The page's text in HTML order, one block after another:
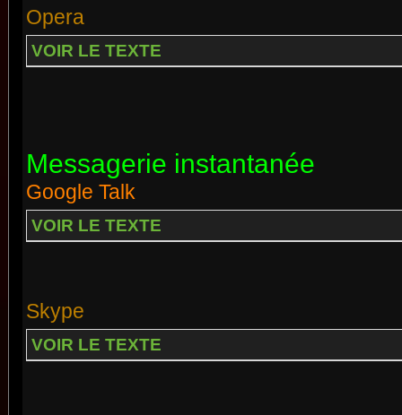
Opera
VOIR LE TEXTE
Messagerie instantanée
Google Talk
VOIR LE TEXTE
Skype
VOIR LE TEXTE